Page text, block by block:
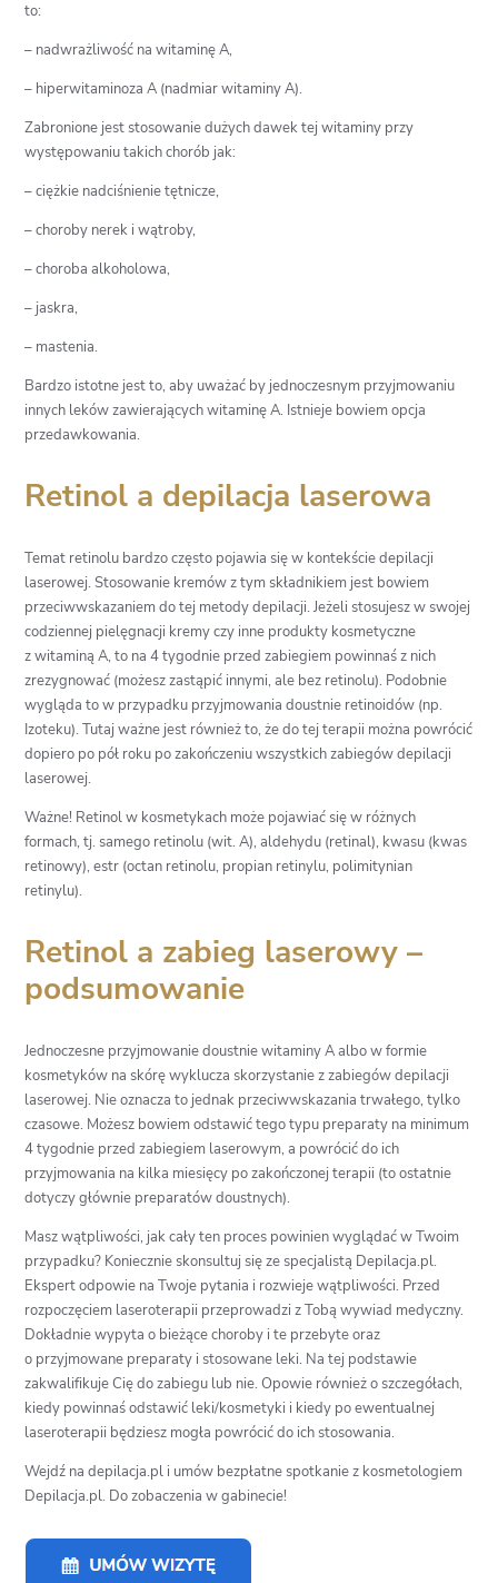
to:
– nadwrażliwość na witaminę A,
– hiperwitaminoza A (nadmiar witaminy A).
Zabronione jest stosowanie dużych dawek tej witaminy przy
występowaniu takich chorób jak:
– ciężkie nadciśnienie tętnicze,
– choroby nerek i wątroby,
– choroba alkoholowa,
– jaskra,
– mastenia.
Bardzo istotne jest to, aby uważać by jednoczesnym przyjmowaniu
innych leków zawierających witaminę A. Istnieje bowiem opcja
przedawkowania.
Retinol a depilacja laserowa
Temat retinolu bardzo często pojawia się w kontekście depilacji
laserowej. Stosowanie kremów z tym składnikiem jest bowiem
przeciwwskazaniem do tej metody depilacji. Jeżeli stosujesz w swojej
codziennej pielęgnacji kremy czy inne produkty kosmetyczne
z witaminą A, to na 4 tygodnie przed zabiegiem powinnaś z nich
zrezygnować (możesz zastąpić innymi, ale bez retinolu). Podobnie
wygląda to w przypadku przyjmowania doustnie retinoidów (np.
Izoteku). Tutaj ważne jest również to, że do tej terapii można powrócić
dopiero po pół roku po zakończeniu wszystkich zabiegów depilacji
laserowej.
Ważne! Retinol w kosmetykach może pojawiać się w różnych
formach, tj. samego retinolu (wit. A), aldehydu (retinal), kwasu (kwas
retinowy), estr (octan retinolu, propian retinylu, polimitynian
retinylu).
Retinol a zabieg laserowy –
podsumowanie
Jednoczesne przyjmowanie doustnie witaminy A albo w formie
kosmetyków na skórę wyklucza skorzystanie z zabiegów depilacji
laserowej. Nie oznacza to jednak przeciwwskazania trwałego, tylko
czasowe. Możesz bowiem odstawić tego typu preparaty na minimum
4 tygodnie przed zabiegiem laserowym, a powrócić do ich
przyjmowania na kilka miesięcy po zakończonej terapii (to ostatnie
dotyczy głównie preparatów doustnych).
Masz wątpliwości, jak cały ten proces powinien wyglądać w Twoim
przypadku? Koniecznie skonsultuj się ze specjalistą Depilacja.pl.
Ekspert odpowie na Twoje pytania i rozwieje wątpliwości. Przed
rozpoczęciem laseroterapii przeprowadzi z Tobą wywiad medyczny.
Dokładnie wypyta o bieżące choroby i te przebyte oraz
o przyjmowane preparaty i stosowane leki. Na tej podstawie
zakwalifikuje Cię do zabiegu lub nie. Opowie również o szczegółach,
kiedy powinnaś odstawić leki/kosmetyki i kiedy po ewentualnej
laseroterapii będziesz mogła powrócić do ich stosowania.
Wejdź na depilacja.pl i umów bezpłatne spotkanie z kosmetologiem
Depilacja.pl. Do zobaczenia w gabinecie!